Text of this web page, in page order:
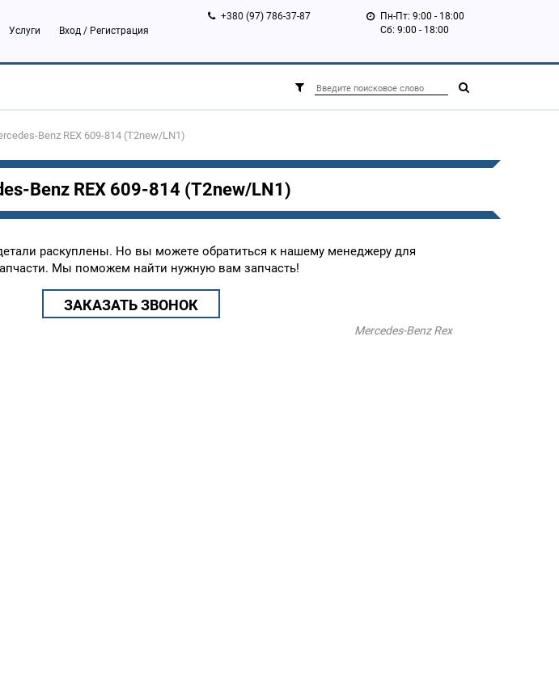
Услуги Вход / Регистрация
+380 (97) 786-37-87
Пн-Пт: 9:00 - 18:00
Сб: 9:00 - 18:00
Benz REX 609-814 (T2new/LN1)
Benz REX 609-814 (T2new/LN1)
раскуплены. Но вы можете обратиться к нашему менеджеру для
Мы поможем найти нужную вам запчасть!
ЗАКАЗАТЬ ЗВОНОК
Mercedes-Benz Rex